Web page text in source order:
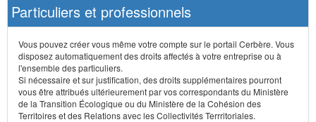
Particuliers et professionnels
Vous pouvez créer vous même votre compte sur le portail Cerbère. Vous
disposez automatiquement des droits affectés à votre entreprise ou à
l'ensemble des particuliers.
Si nécessaire et sur justification, des droits supplémentaires pourront
vous être attribués ultérieurement par vos correspondants du Ministère
de la Transition Écologique ou du Ministère de la Cohésion des
Territoires et des Relations avec les Collectivités Terrritoriales.